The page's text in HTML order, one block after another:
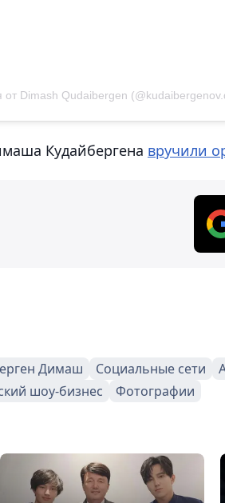
от Dimash Qudaibergen
Кудайбергена вручили
Димаш Социальные сети
шоу-бизнес Фотографии